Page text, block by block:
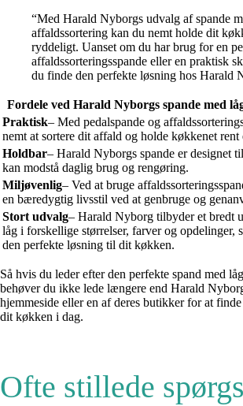
“Med Harald Nyborgs udvalg af spande
affaldssortering kan du nemt holde dit
ryddeligt. Uanset om du har brug for en
affaldssorteringsspande eller en praktisk
du finde den perfekte løsning hos Harald
Fordele ved Harald Nyborgs spande med
Praktisk– Med pedalspande og
nemt at sortere dit affald og holde køkkenet
Holdbar– Harald Nyborgs spande er designet
kan modstå daglig brug og rengøring.
Miljøvenlig– Ved at bruge
en bæredygtig livsstil ved at genbruge og
Stort udvalg– Harald Nyborg tilbyder et bredt
låg i forskellige størrelser, farver og opdelinger,
den perfekte løsning til dit køkken.
Så hvis du leder efter den perfekte spand med
behøver du ikke lede længere end Harald
hjemmeside eller en af deres butikker for at
dit køkken i dag.
Ofte stillede